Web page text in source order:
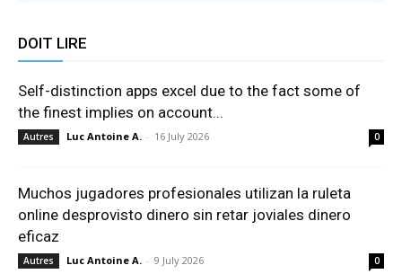
DOIT LIRE
Self-distinction apps excel due to the fact some of
the finest implies on account...
Autres Luc Antoine A. - 16 July 2026 0
Muchos jugadores profesionales utilizan la ruleta
online desprovisto dinero sin retar joviales dinero
eficaz
Autres Luc Antoine A. - 9 July 2026 0